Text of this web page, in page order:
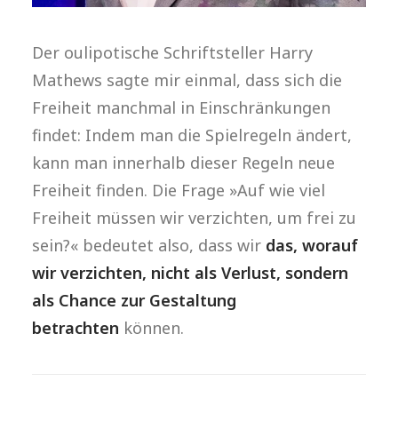
Der oulipotische Schriftsteller Harry
Mathews sagte mir einmal, dass sich die
Freiheit manchmal in Einschränkungen
findet: Indem man die Spielregeln ändert,
kann man innerhalb dieser Regeln neue
Freiheit finden. Die Frage »Auf wie viel
Freiheit müssen wir verzichten, um frei zu
sein?« bedeutet also, dass wir das, worauf
wir verzichten, nicht als Verlust, sondern
als Chance zur Gestaltung
betrachten können.